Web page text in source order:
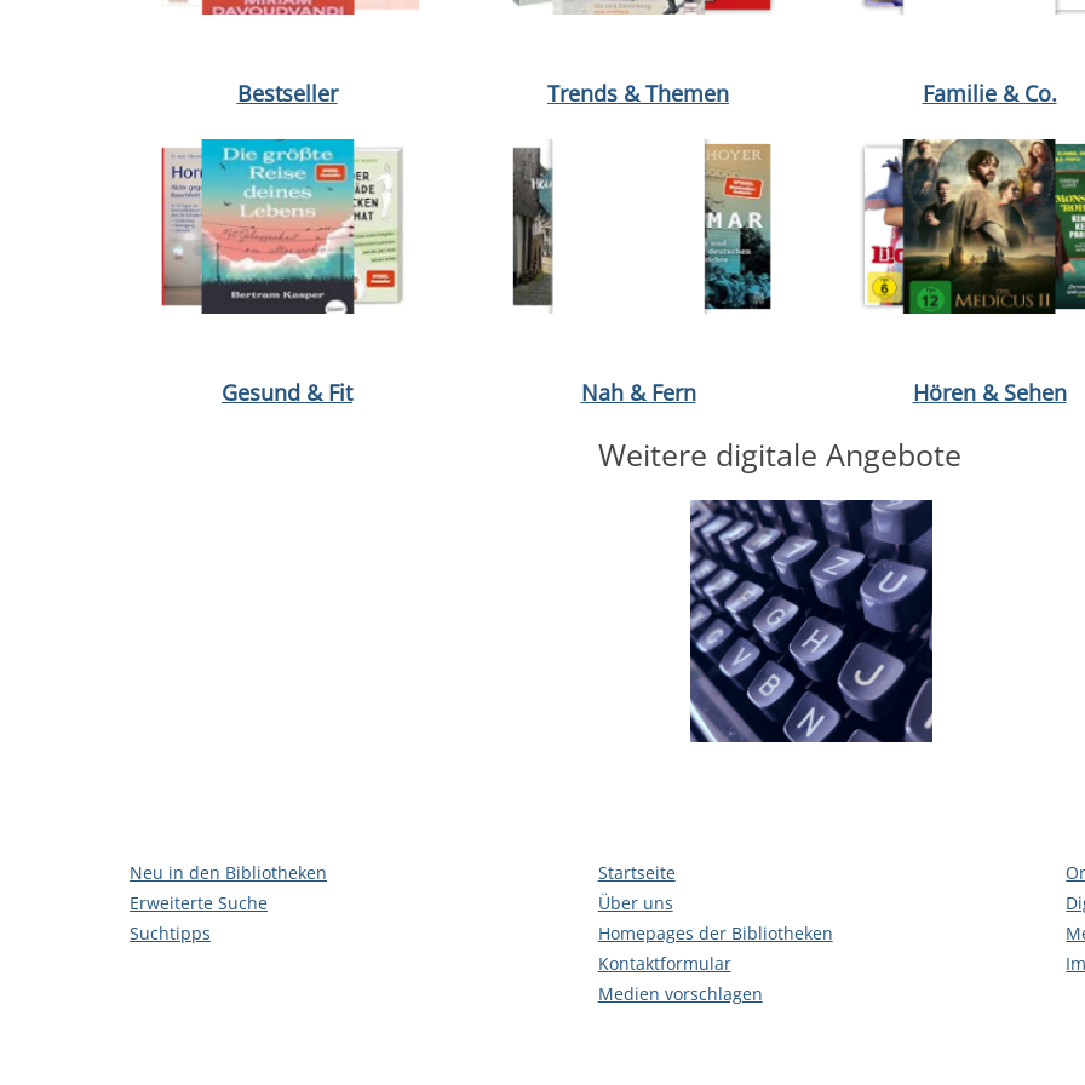
Bestseller
Gesund & Fit
Trends & Themen
Nah & Fern
Familie & Co.
Hören & Sehen
Weitere digitale Angebote
Neu in den Bibliotheken
Erweiterte Suche
Suchtipps
Startseite
Über uns
Homepages der Bibliotheken
Kontaktformular
Medien vorschlagen